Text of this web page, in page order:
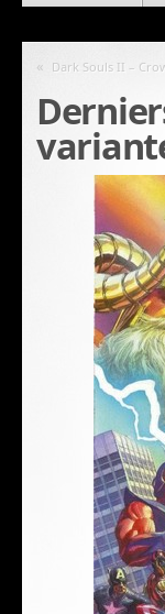
« Dark Souls II –